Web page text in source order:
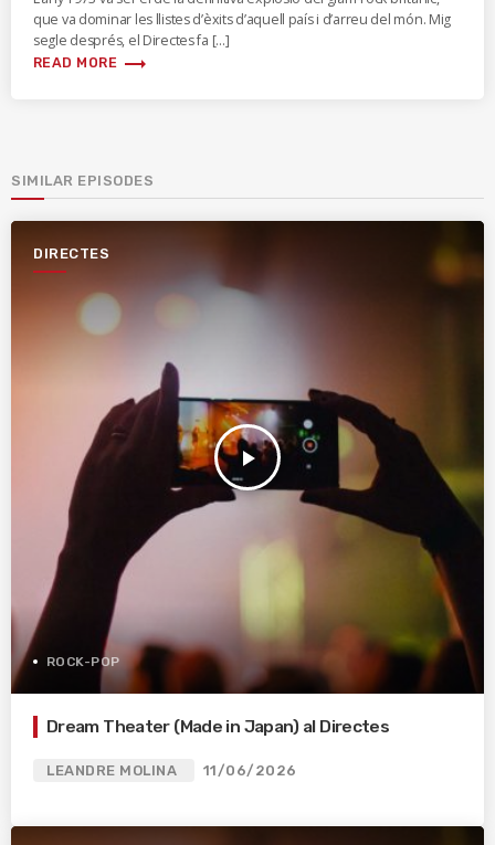
que va dominar les llistes d’èxits d’aquell país i d’arreu del món. Mig
segle després, el Directes fa […]
READ MORE trending_flat
SIMILAR EPISODES
DIRECTES
play_arrow
ROCK-POP
Dream Theater (Made in Japan) al Directes
LEANDRE MOLINA 11/06/2026